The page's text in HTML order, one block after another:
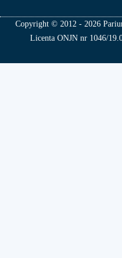
Copyright © 2012 - 2026
Licenta ONJN nr 1046/